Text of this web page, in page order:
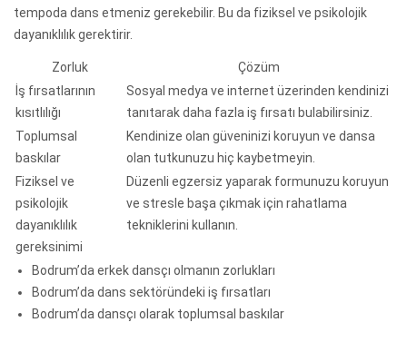
tempoda dans etmeniz gerekebilir. Bu da fiziksel ve psikolojik
dayanıklılık gerektirir.
Zorluk
Çözüm
İş fırsatlarının
kısıtlılığı
Sosyal medya ve internet üzerinden kendinizi
tanıtarak daha fazla iş fırsatı bulabilirsiniz.
Toplumsal
baskılar
Kendinize olan güveninizi koruyun ve dansa
olan tutkunuzu hiç kaybetmeyin.
Fiziksel ve
psikolojik
dayanıklılık
gereksinimi
Düzenli egzersiz yaparak formunuzu koruyun
ve stresle başa çıkmak için rahatlama
tekniklerini kullanın.
Bodrum’da erkek dansçı olmanın zorlukları
Bodrum’da dans sektöründeki iş fırsatları
Bodrum’da dansçı olarak toplumsal baskılar